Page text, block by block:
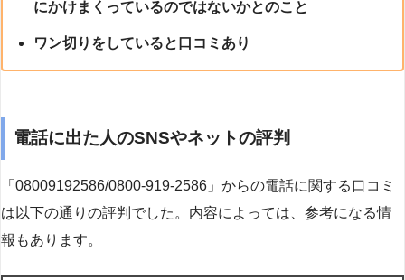
にかけまくっているのではないかとのこと
ワン切りをしていると口コミあり
電話に出た人のSNSやネットの評判
「08009192586/0800-919-2586」からの電話に関する口コミ
は以下の通りの評判でした。内容によっては、参考になる情
報もあります。